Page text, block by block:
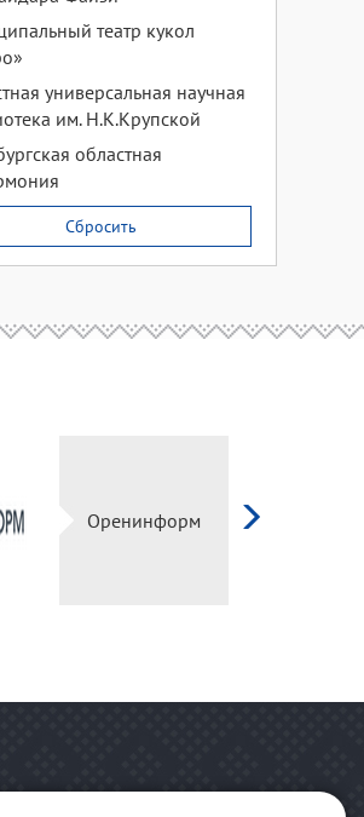
театр кукол
универсальная научная
им. Н.К.Крупской
областная
Сбросить
Оренинформ